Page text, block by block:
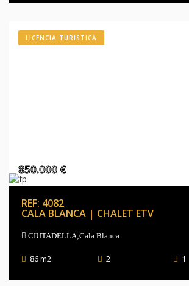
LICENCIA TURISTICA
850.000 €
REF: 4082
CALA BLANCA | CHALET ETV
CIUTADELLA;Cala Blanca
86 m2 2 1